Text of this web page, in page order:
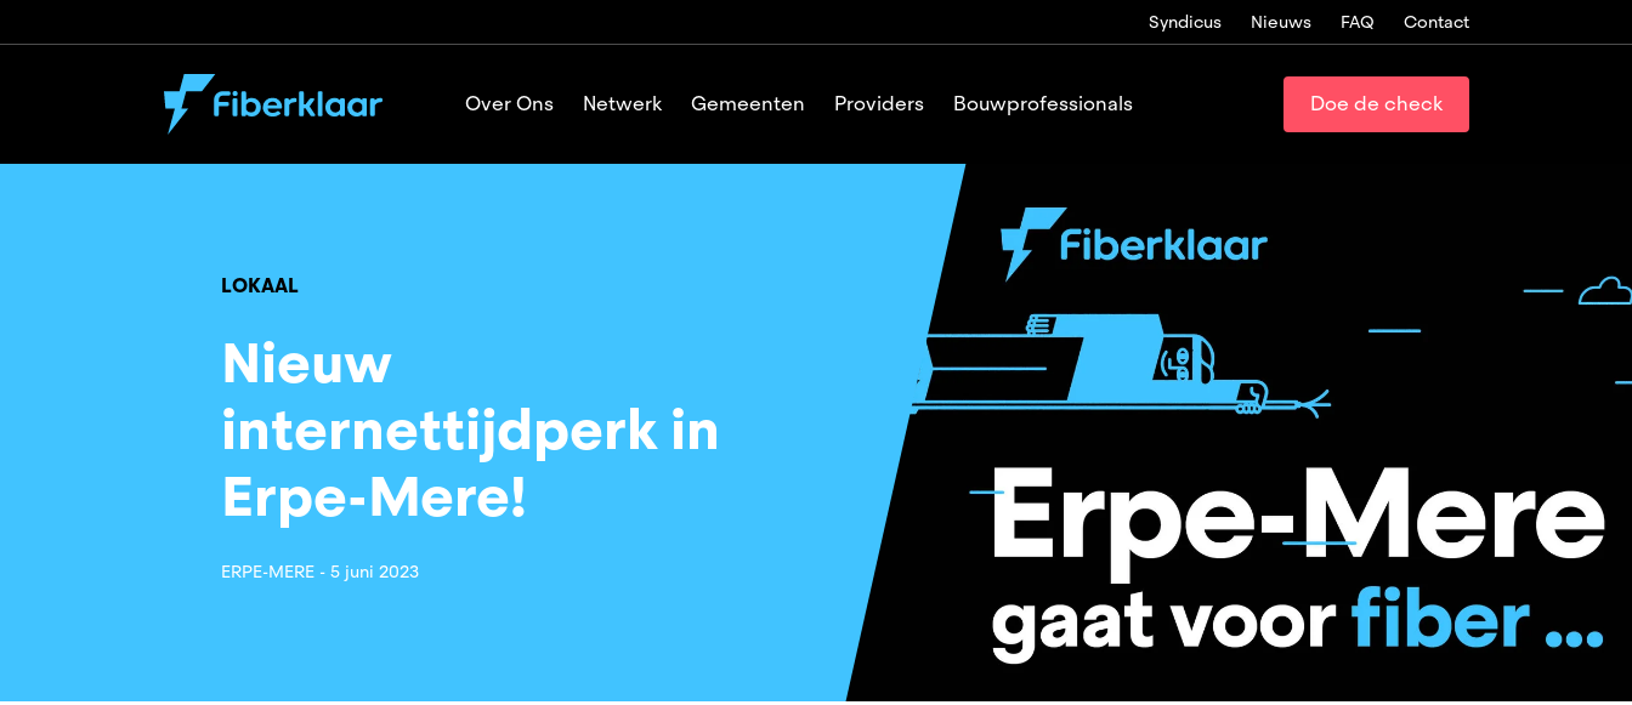
Syndicus Nieuws FAQ Contact
Over Ons Netwerk Gemeenten Providers Bouwprofessionals Doe de check
LOKAAL
Nieuw
internettijdperk in
Erpe-Mere!
ERPE-MERE - 5 juni 2023